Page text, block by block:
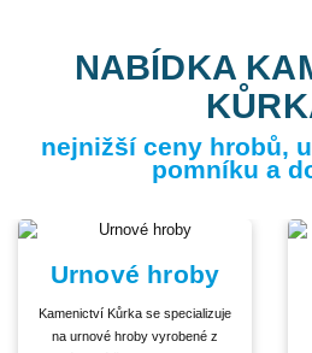
NABÍDKA
nejnižší ceny hrobů,
pomníku a
Urnové hroby
Kamenictví Kůrka se specializuje
na urnové hroby vyrobené z